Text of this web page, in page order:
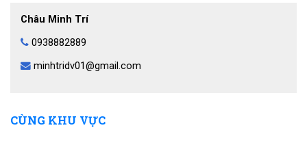
Châu Minh Trí
0938882889
minhtridv01@gmail.com
CÙNG KHU VỰC